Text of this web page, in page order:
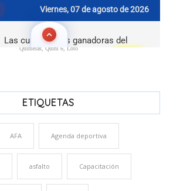
Quinielas, Quini 6, Loto
ETIQUETAS
AFA Agenda deportiva
asfalto Capacitación